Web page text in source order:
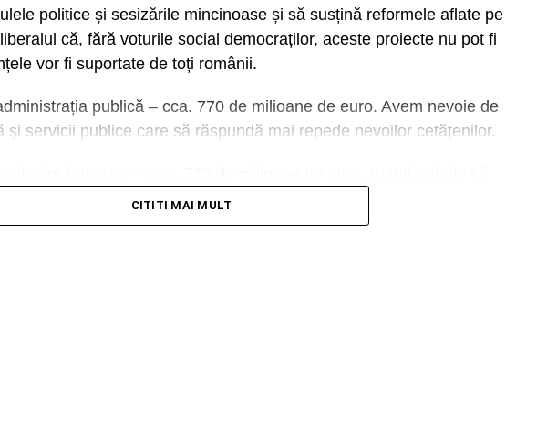
TPARK conține informații precum:
al autovehiculului;
politice și sesizările mincinoase și să susțină reformele aflate pe
că, fără voturile social democraților, aceste proiecte nu pot fi
vor fi suportate de toți românii.
publică – cca. 770 de milioane de euro. Avem nevoie de
și servicii publice care să răspundă mai repede nevoilor cetățenilor.
și să recupereze banii de la cei care fraudează, nu să pună noi
corecți.
CITITI MAI MULT